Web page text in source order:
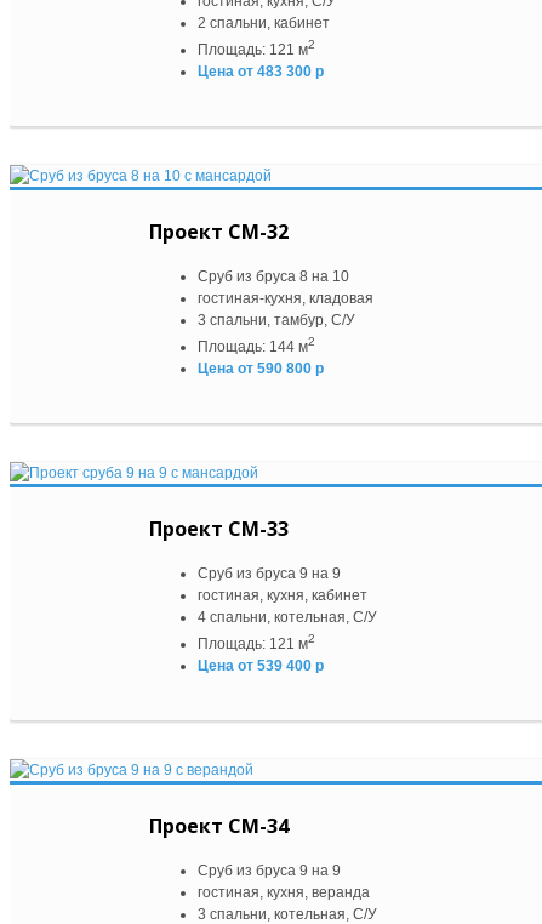
2 спальни, кабинет
Площадь: 121 м2
Цена от 483 300 р
Проект СМ-32
Сруб из бруса 8 на 10
гостиная-кухня, кладовая
3 спальни, тамбур, С/У
Площадь: 144 м2
Цена от 590 800 р
Проект СМ-33
Сруб из бруса 9 на 9
гостиная, кухня, кабинет
4 спальни, котельная, С/У
Площадь: 121 м2
Цена от 539 400 р
Проект СМ-34
Сруб из бруса 9 на 9
гостиная, кухня, веранда
3 спальни, котельная, С/У